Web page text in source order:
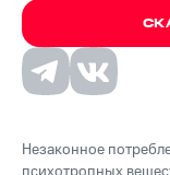
Незаконное